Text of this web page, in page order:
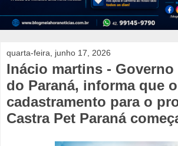
quarta-feira, junho 17, 2026
Inácio martins -
do Paraná, informa que o
cadastramento para o
Castra Pet Paraná